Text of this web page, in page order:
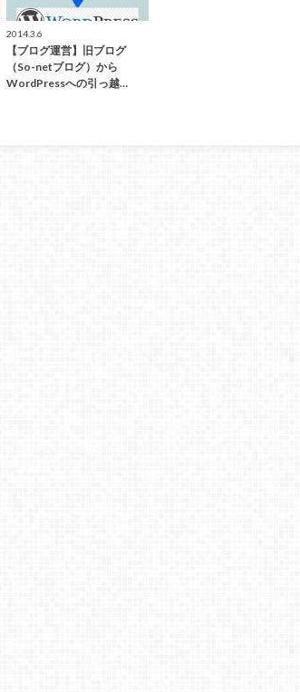
2014.3.6
【ブログ運営】旧ブログ
（So-netブログ）から
WordPressへの引っ越…